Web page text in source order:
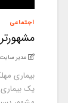
اجتماعی
مدیر سایت
بیماری
یک